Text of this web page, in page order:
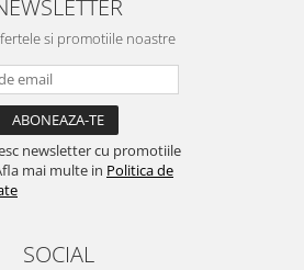
si promotiile noastre
newsletter cu promotiile
mai multe in Politica de
SOCIAL